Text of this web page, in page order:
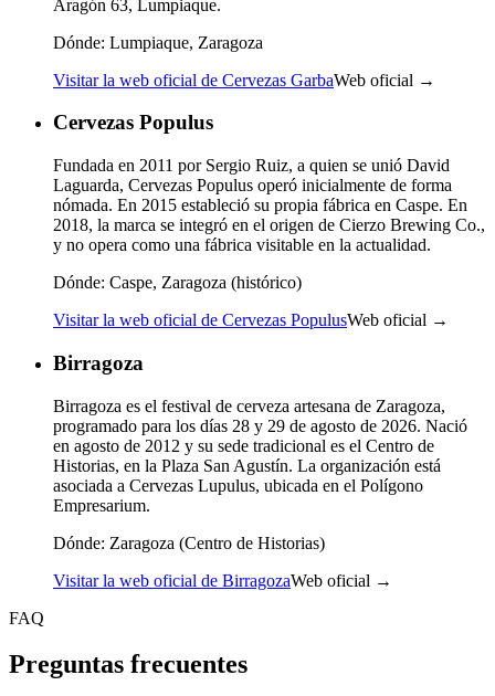
Aragón 63, Lumpiaque.
Dónde: Lumpiaque, Zaragoza
Visitar la web oficial de Cervezas GarbaWeb oficial →
Cervezas Populus
Fundada en 2011 por Sergio Ruiz, a quien se unió David
Laguarda, Cervezas Populus operó inicialmente de forma
nómada. En 2015 estableció su propia fábrica en Caspe. En
2018, la marca se integró en el origen de Cierzo Brewing Co.,
y no opera como una fábrica visitable en la actualidad.
Dónde: Caspe, Zaragoza (histórico)
Visitar la web oficial de Cervezas PopulusWeb oficial →
Birragoza
Birragoza es el festival de cerveza artesana de Zaragoza,
programado para los días 28 y 29 de agosto de 2026. Nació
en agosto de 2012 y su sede tradicional es el Centro de
Historias, en la Plaza San Agustín. La organización está
asociada a Cervezas Lupulus, ubicada en el Polígono
Empresarium.
Dónde: Zaragoza (Centro de Historias)
Visitar la web oficial de BirragozaWeb oficial →
FAQ
Preguntas frecuentes